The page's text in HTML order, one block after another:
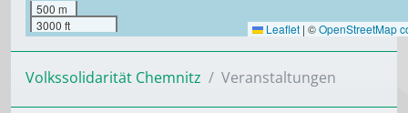
500 m
3000 ft
Leaflet | ©OpenStreetMap
Volkssolidarität Chemnitz Veranstaltungen